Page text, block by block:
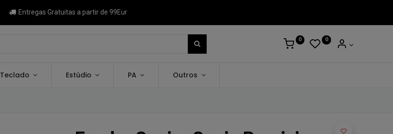
Entregas Gratuitas a partir de 99Eur
0 0
Teclado Estúdio PA Outros